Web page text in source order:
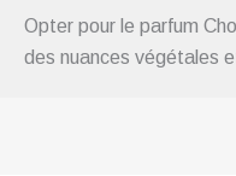
Opter pour le parfum
des nuances végétales